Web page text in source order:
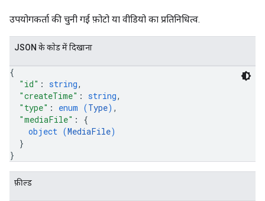
उपयोगकर्ता की चुनी गई फ़ोटो या वीडियो का प्रतिनिधित्व.
JSON के काेड में दिखाना
{
"id" : string,
"createTime" : string,
"type" : enum (Type) ,
"mediaFile" : {
object (MediaFile)
}
}
फ़ील्ड